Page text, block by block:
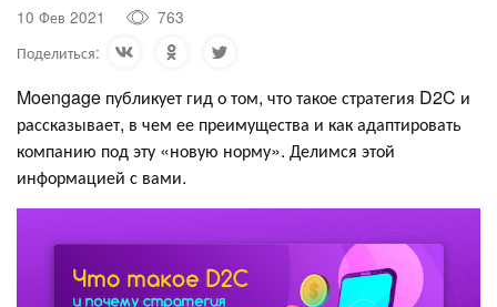
10 Фев 2021
763
Поделиться:
Moengage публикует гид о том, что такое стратегия D2C и
рассказывает, в чем ее преимущества и как адаптировать
компанию под эту «новую норму». Делимся этой
информацией с вами.